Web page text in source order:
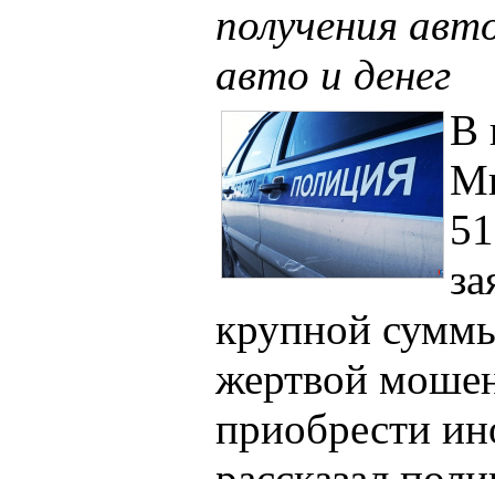
получения
авто и денег
В
крупной
жертвой
приобрести